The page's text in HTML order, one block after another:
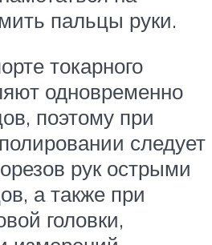
пальцы руки.
токарного
одновременно
поэтому при
следует
рук острыми
а также при
головки,